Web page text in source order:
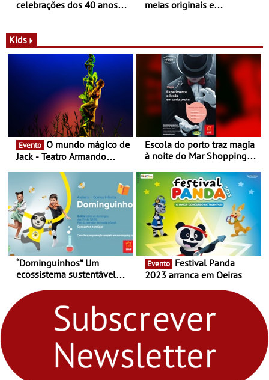
celebrações dos 40 anos
Novas - Edição limitada
Nespresso x Torres Novas
meias originais e
Shopping
Kids
Evento
Jack - Teatro Armando
Escola do porto traz magia
à noite do Mar Shopping
29 de abril, às 21h00
“Dominguinhos” Um
ecossistema sustentável
fores - Atelier de Educação
Ambiental nos
“Dominguinhos” de 23 de
Evento
2023 arranca em Oeiras